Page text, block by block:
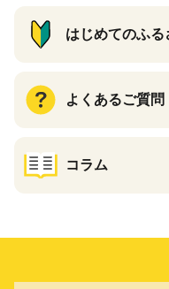
はじめてのふる
よくあるご質問
コラム